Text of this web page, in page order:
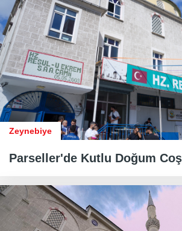
Zeynebiye
​​​​​​​Parseller'de Kutlu Doğum